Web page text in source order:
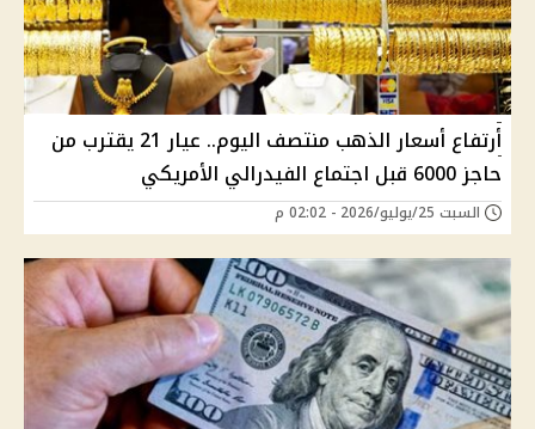
أرتفاع أسعار الذهب منتصف اليوم.. عيار 21 يقترب من
حاجز 6000 قبل اجتماع الفيدرالي الأمريكي
السبت 25/يوليو/2026 - 02:02 م